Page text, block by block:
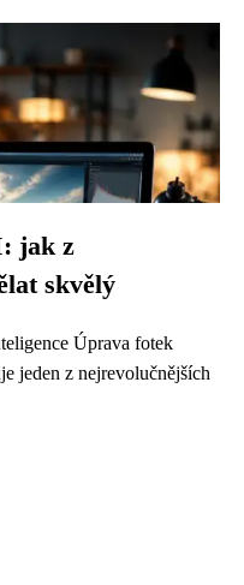
jak z
skvělý
Úprava fotek
jeden z nejrevolučnějších